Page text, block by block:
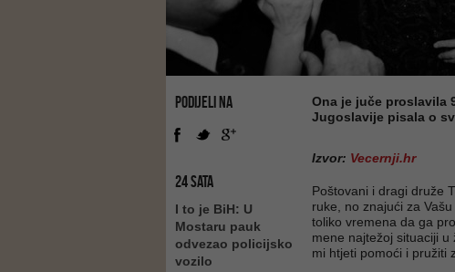
PODIJELI NA
24 SATA
I to je BiH: U
Mostaru pauk
odvezao policijsko
vozilo
Ona je juče proslavila
Jugoslavije pisala o
Izvor: Vecernji.hr
Poštovani i dragi druže
ruke, no znajući za
toliko vremena da ga
mene najtežoj situaciji
mi htjeti pomoći i pružiti